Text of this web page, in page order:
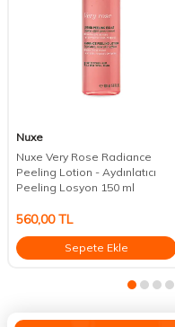
Nuxe
Nuxe Very Rose Radiance
Peeling Lotion - Aydınlatıcı
Peeling Losyon 150 ml
560,00TL
Sepete Ekle